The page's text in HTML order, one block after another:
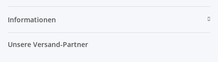
Informationen
Unsere Versand-Partner